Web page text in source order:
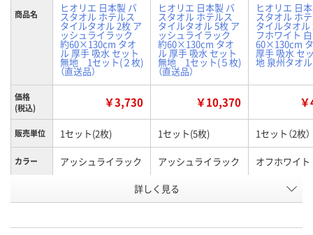
商品名 ヒオリエ 日本製 バ
スタオル ホテルス
タイルタオル 2枚 ア
ッシュライラック
約60×130cm タオ
ル 厚手 吸水 セット
無地 1セット(２枚)
（直送品）
ヒオリエ 日本製 バ
スタオル ホテルス
タイルタオル 5枚 ア
ッシュライラック
約60×130cm タオ
ル 厚手 吸水 セット
無地 1セット(５枚)
（直送品）
ヒオリエ 日
スタオル ホ
タイルタオル
フホワイト
60×130cm
厚手 吸水 セ
地 泉州タオル
価格
(税込)
￥3,730 ￥10,370
販売単位 1セット(2枚) 1セット(5枚) 1セット（2枚）
カラー アッシュライラック アッシュライラック オフホワイト
X106638 P637231
詳しく見る